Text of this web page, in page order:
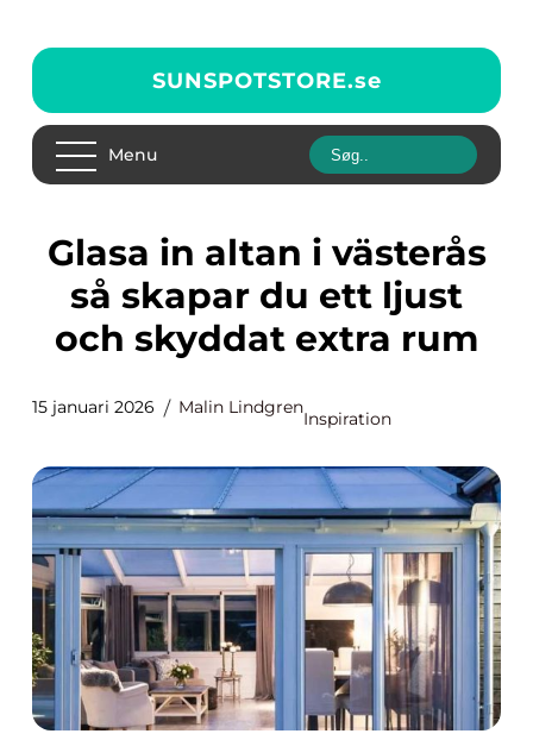
SUNSPOTSTORE.se
Menu
Glasa in altan i västerås
så skapar du ett ljust
och skyddat extra rum
15 januari 2026 Malin Lindgren
Inspiration